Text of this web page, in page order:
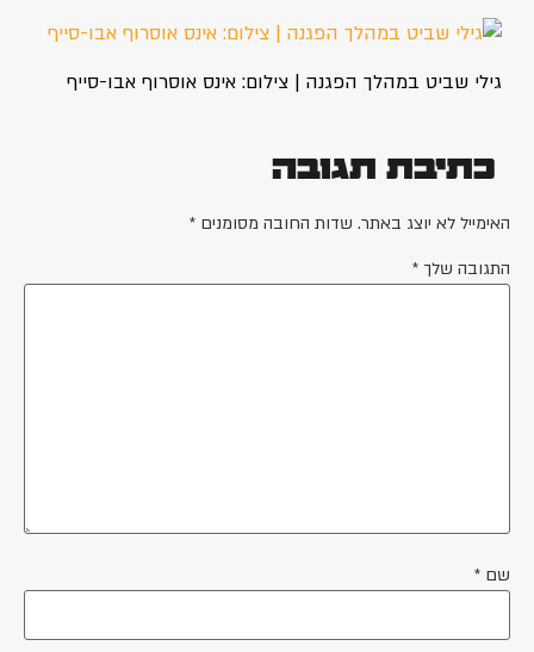
גילי שביט במהלך הפגנה | צילום: אינס אוסרוף אבו-סייף
כתיבת תגובה
האימייל לא יוצג באתר. שדות החובה מסומנים *
התגובה שלך *
שם *